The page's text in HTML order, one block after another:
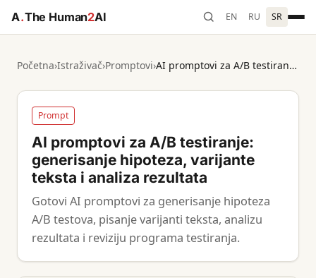
A.The Human2AI EN RU SR
Početna›Istraživač›Promptovi› AI promptovi za A/B testiranje: generisanje hipoteza, varijante teksta i analiza rezultata
Prompt
AI promptovi za A/B testiranje:
generisanje hipoteza, varijante
teksta i analiza rezultata
Gotovi AI promptovi za generisanje hipoteza
A/B testova, pisanje varijanti teksta, analizu
rezultata i reviziju programa testiranja.